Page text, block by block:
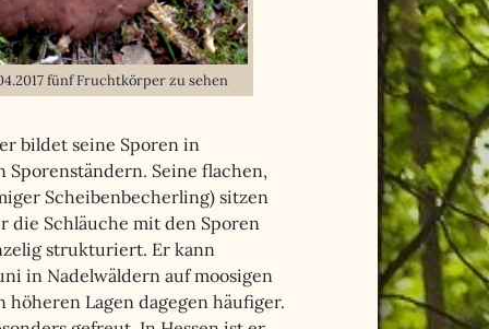
fünf Fruchtkörper zu sehen
bildet seine Sporen in
Seine flachen,
Scheibenbecherling) sitzen
die Schläuche mit den Sporen
strukturiert. Er kann
in Nadelwäldern auf moosigen
Lagen dagegen häufiger.